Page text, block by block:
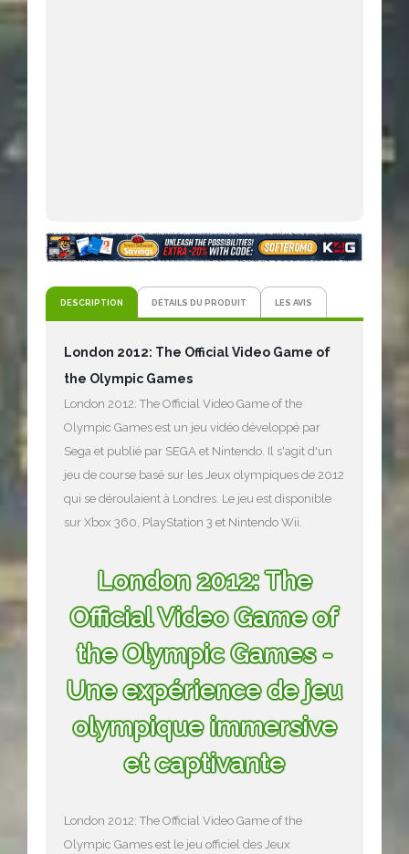
DESCRIPTION DÉTAILS DU PRODUIT LES AVIS
London 2012: The Official Video Game of
the Olympic Games
London 2012: The Official Video Game of the
Olympic Games est un jeu vidéo développé par
Sega et publié par SEGA et Nintendo. Il s'agit d'un
jeu de course basé sur les Jeux olympiques de 2012
qui se déroulaient à Londres. Le jeu est disponible
sur Xbox 360, PlayStation 3 et Nintendo Wii.
London 2012: The
Official Video Game of
the Olympic Games -
Une expérience de jeu
olympique immersive
et captivante
London 2012: The Official Video Game of the
Olympic Games est le jeu officiel des Jeux